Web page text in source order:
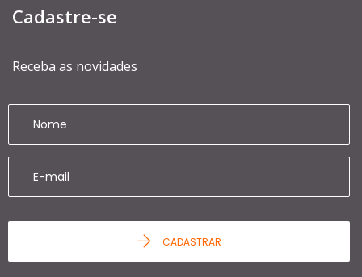
Cadastre-se
Receba as novidades
CADASTRAR